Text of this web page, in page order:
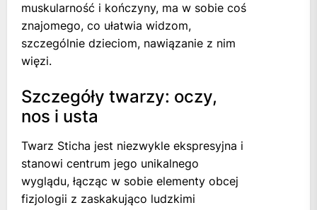
muskularność i kończyny, ma w sobie coś
znajomego, co ułatwia widzom,
szczególnie dzieciom, nawiązanie z nim
więzi.
Szczegóły twarzy: oczy,
nos i usta
Twarz Sticha jest niezwykle ekspresyjna i
stanowi centrum jego unikalnego
wyglądu, łącząc w sobie elementy obcej
fizjologii z zaskakująco ludzkimi